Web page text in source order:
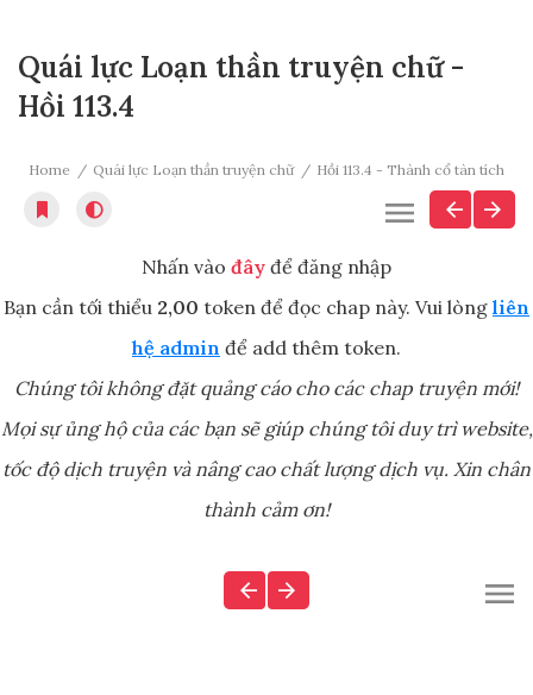
Quái lực Loạn thần truyện chữ -
Hồi 113.4
Home Quái lực Loạn thần truyện chữ Hồi 113.4 - Thành cổ tàn tích
Nhấn vào đây để đăng nhập
Bạn cần tối thiểu 2,00 token để đọc chap này. Vui lòng liên
hệ admin để add thêm token.
Chúng tôi không đặt quảng cáo cho các chap truyện mới!
Mọi sự ủng hộ của các bạn sẽ giúp chúng tôi duy trì website,
tốc độ dịch truyện và nâng cao chất lượng dịch vụ. Xin chân
thành cảm ơn!